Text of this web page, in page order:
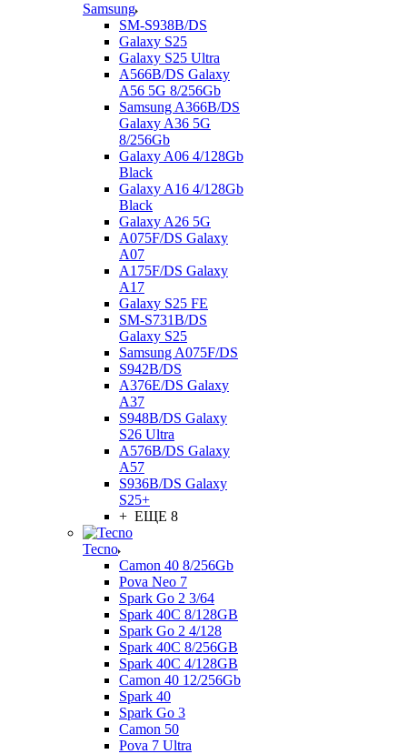
Samsung
SM-S938B/DS
Galaxy S25
Galaxy S25 Ultra
A566B/DS Galaxy
A56 5G 8/256Gb
Samsung A366B/DS
Galaxy A36 5G
8/256Gb
Galaxy A06 4/128Gb
Black
Galaxy A16 4/128Gb
Black
Galaxy A26 5G
A075F/DS Galaxy
A07
A175F/DS Galaxy
A17
Galaxy S25 FE
SM-S731B/DS
Galaxy S25
Samsung A075F/DS
S942B/DS
A376E/DS Galaxy
A37
S948B/DS Galaxy
S26 Ultra
A576B/DS Galaxy
A57
S936B/DS Galaxy
S25+
+ ЕЩЕ 8
Tecno
Camon 40 8/256Gb
Pova Neo 7
Spark Go 2 3/64
Spark 40C 8/128GB
Spark Go 2 4/128
Spark 40C 8/256GB
Spark 40C 4/128GB
Camon 40 12/256Gb
Spark 40
Spark Go 3
Camon 50
Pova 7 Ultra